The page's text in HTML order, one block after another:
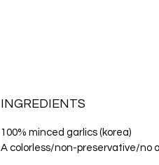
INGREDIENTS
100% minced garlics (korea)
A colorless/non-preservative/no